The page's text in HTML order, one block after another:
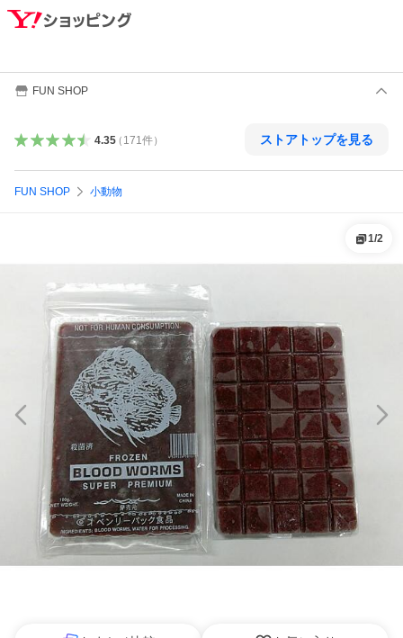
FUN SHOP
4.35（ 171件） ストアトップを見る
FUN SHOP 小動物
1/2